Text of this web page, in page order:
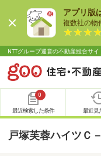
アプリ版
複数社の物
NTTグループ運営の不動産総合サ
0
最近検索した条件 最近見
戸塚芙蓉ハイツＣ